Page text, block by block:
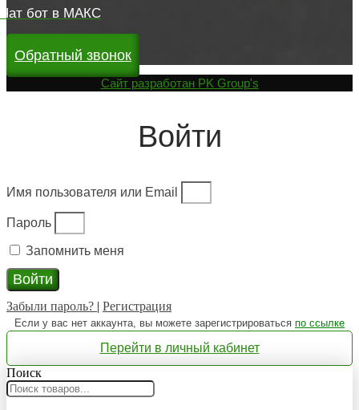
Чат бот в МАКС
Обратный звонок
Cайт разработан PK Group's
Войти
Имя пользователя или Email
Пароль
Запомнить меня
Войти
Забыли пароль? | Регистрация
Если у вас нет аккаунта, вы можете зарегистрироваться по ссылке
Перейти в личный кабинет
Поиск